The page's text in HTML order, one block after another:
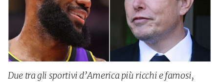
Due tra gli sportivi d’America più ricchi e famosi,